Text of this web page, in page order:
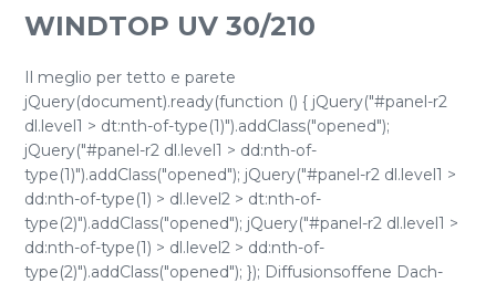
WINDTOP UV 30/210
Il meglio per tetto e parete
jQuery(document).ready(function () { jQuery("#panel-r2
dl.level1 > dt:nth-of-type(1)").addClass("opened");
jQuery("#panel-r2 dl.level1 > dd:nth-of-
type(1)").addClass("opened"); jQuery("#panel-r2 dl.level1 >
dd:nth-of-type(1) > dl.level2 > dt:nth-of-
type(2)").addClass("opened"); jQuery("#panel-r2 dl.level1 >
dd:nth-of-type(1) > dl.level2 > dd:nth-of-
type(2)").addClass("opened"); }); Diffusionsoffene Dach-